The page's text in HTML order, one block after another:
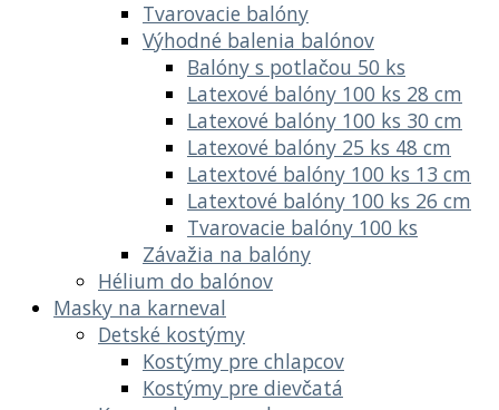
Tvarovacie balóny
Výhodné balenia balónov
Balóny s potlačou 50 ks
Latexové balóny 100 ks 28 cm
Latexové balóny 100 ks 30 cm
Latexové balóny 25 ks 48 cm
Latextové balóny 100 ks 13 cm
Latextové balóny 100 ks 26 cm
Tvarovacie balóny 100 ks
Závažia na balóny
Hélium do balónov
Masky na karneval
Detské kostýmy
Kostýmy pre chlapcov
Kostýmy pre dievčatá